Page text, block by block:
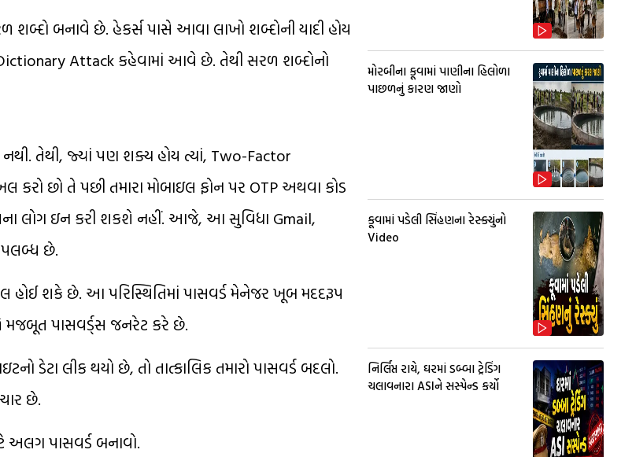
બનાવે છે. હેકર્સ પાસે આવા લાખો શબ્દોની યાદી હોય
Attack કહેવામાં આવે છે. તેથી સરળ શબ્દોનો
તેથી, જ્યાં પણ શક્ય હોય ત્યાં, Two-Factor
કરો છો તે પછી તમારા મોબાઇલ ફોન પર OTP અથવા કોડ
લોગ ઇન કરી શકશે નહીં. આજે, આ સુવિધા Gmail,
છે.
શકે છે. આ પરિસ્થિતિમાં પાસવર્ડ મેનેજર ખૂબ મદદરૂપ
મજબૂત પાસવર્ડ્સ જનરેટ કરે છે.
ડેટા લીક થયો છે, તો તાત્કાલિક તમારો પાસવર્ડ બદલો.
છે.
અલગ પાસવર્ડ બનાવો.
મોરબીના કૂવામાં પાણીના હિલોળા
પાછળનું કારણ જાણો
કૂવામાં પડેલી સિંહણના રેસ્ક્યુંનો
Video
નિર્લિપ્ત રાયે, ઘરમાં ડબ્બા ટ્રેડિંગ
ચલાવનારા ASIને સસ્પેન્ડ કર્યો